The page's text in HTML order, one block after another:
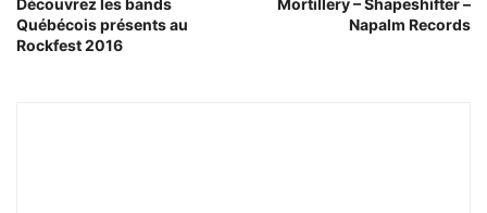
Découvrez les bands
Québécois présents au
Rockfest 2016
Mortillery – Shapeshifter –
Napalm Records